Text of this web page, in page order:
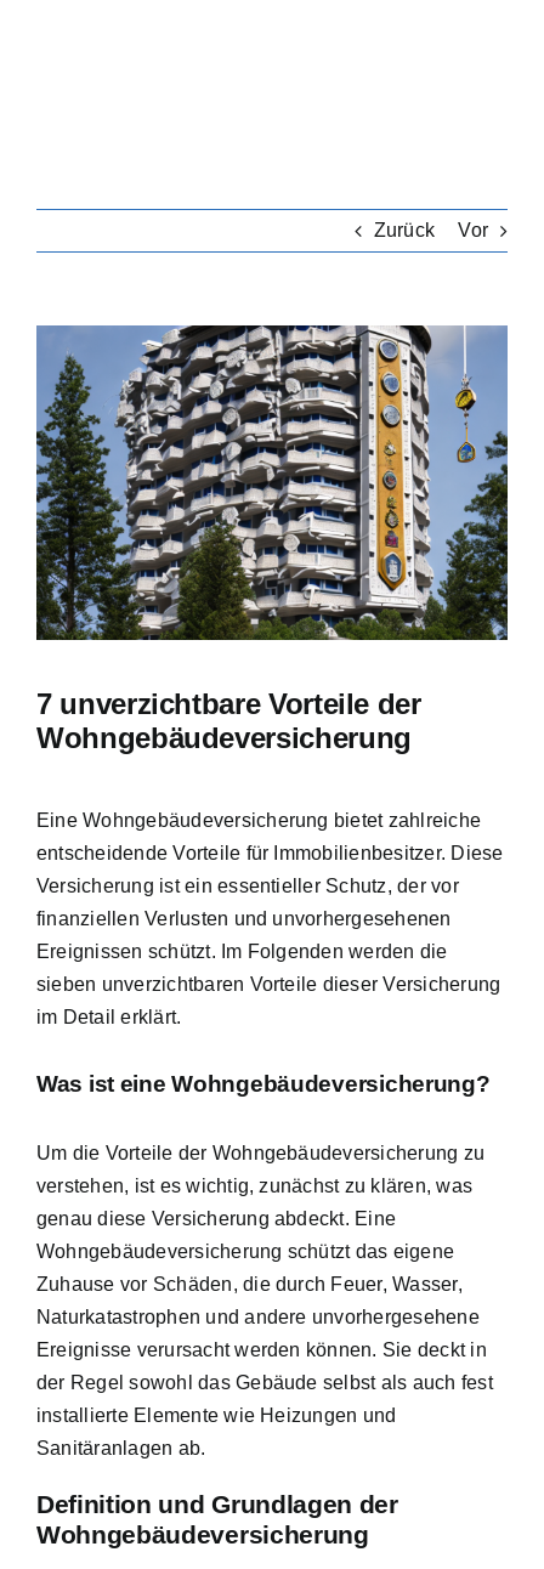
Lebensversicherung
Hundekrankenversicherung
Hausratversicherung
Berufsunfähigkeitsversicherung
Weitere Tarifvergleiche
Zurück Vor
grösseres
Bild
7 unverzichtbare Vorteile der
Wohngebäudeversicherung
Eine Wohngebäudeversicherung bietet zahlreiche
entscheidende Vorteile für Immobilienbesitzer. Diese
Versicherung ist ein essentieller Schutz, der vor
finanziellen Verlusten und unvorhergesehenen
Ereignissen schützt. Im Folgenden werden die
sieben unverzichtbaren Vorteile dieser Versicherung
im Detail erklärt.
Was ist eine Wohngebäudeversicherung?
Um die Vorteile der Wohngebäudeversicherung zu
verstehen, ist es wichtig, zunächst zu klären, was
genau diese Versicherung abdeckt. Eine
Wohngebäudeversicherung schützt das eigene
Zuhause vor Schäden, die durch Feuer, Wasser,
Naturkatastrophen und andere unvorhergesehene
Ereignisse verursacht werden können. Sie deckt in
der Regel sowohl das Gebäude selbst als auch fest
installierte Elemente wie Heizungen und
Sanitäranlagen ab.
Definition und Grundlagen der
Wohngebäudeversicherung